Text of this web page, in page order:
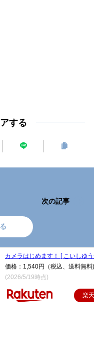
する
次の記事
カメラはじめます！ [ こいしゆ
価格：1,540円（税込、送料無料)
(2026/5/19時点)
楽